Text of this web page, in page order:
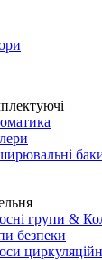
групи &
безпеки